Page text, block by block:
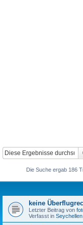
Die Suche ergab 186
keine
Letzter Beitrag von
Verfasst in